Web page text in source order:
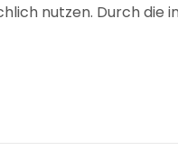
nutzen. Durch